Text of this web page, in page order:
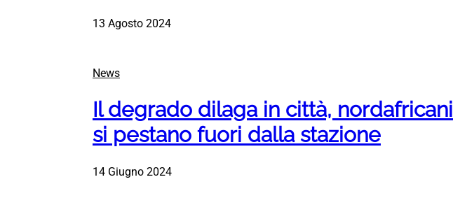
13 Agosto 2024
News
Il degrado dilaga in città, nordafricani
si pestano fuori dalla stazione
14 Giugno 2024